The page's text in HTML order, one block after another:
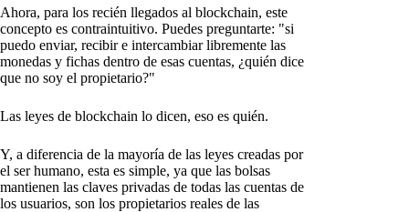
Ahora, para los recién llegados al blockchain, este
concepto es contraintuitivo. Puedes preguntarte: "si
puedo enviar, recibir e intercambiar libremente las
monedas y fichas dentro de esas cuentas, ¿quién dice
que no soy el propietario?"
Las leyes de blockchain lo dicen, eso es quién.
Y, a diferencia de la mayoría de las leyes creadas por
el ser humano, esta es simple, ya que las bolsas
mantienen las claves privadas de todas las cuentas de
los usuarios, son los propietarios reales de las